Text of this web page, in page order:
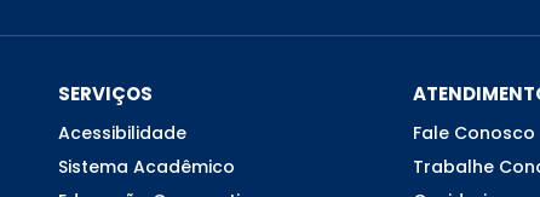
SERVIÇOS
Acessibilidade
Sistema Acadêmico
Fale Conosco
Trabalhe